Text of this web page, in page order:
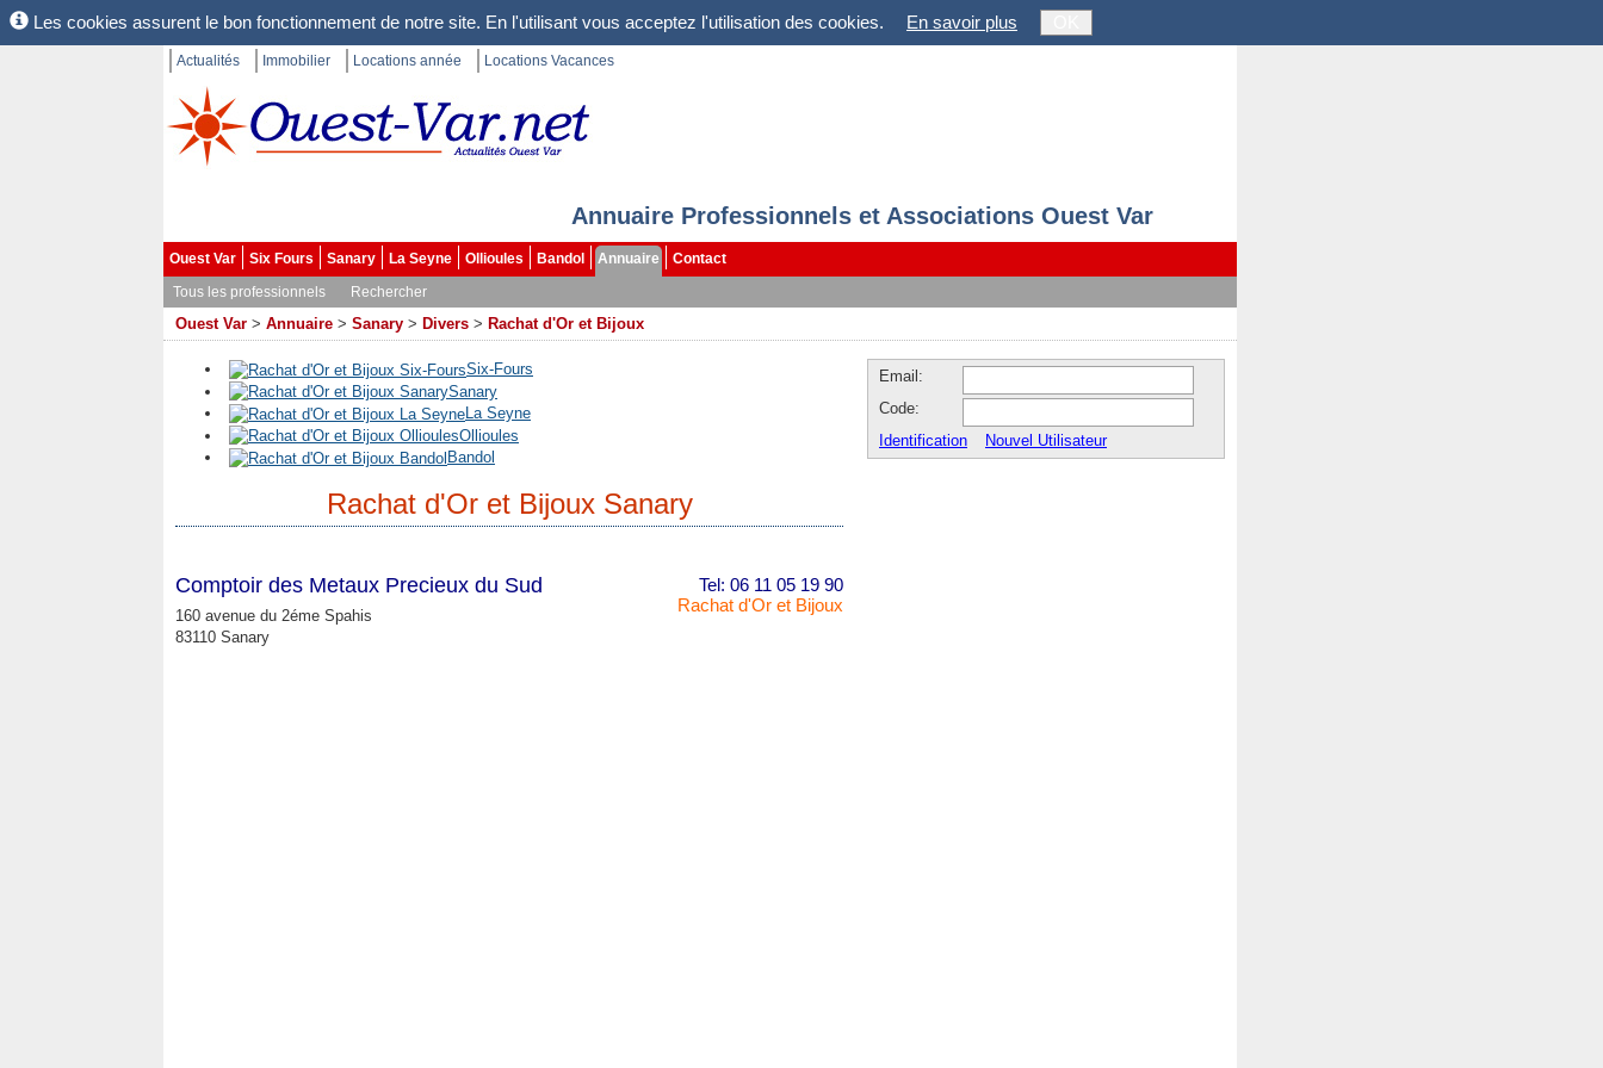
Les cookies assurent le bon fonctionnement de notre site. En l'utilisant vous acceptez l'utilisation des cookies. En savoir plus
Actualités Immobilier Locations année Locations Vacances
Annuaire Professionnels et Associations Ouest Var
Ouest Var Six Fours Sanary La Seyne Ollioules Bandol Annuaire
Contact
Tous les professionnels
Rechercher
Ouest Var > Annuaire > Sanary > Divers > Rachat d'Or et Bijoux
Six-Fours
Sanary
La Seyne
Ollioules
Bandol
Rachat d'Or et Bijoux Sanary
Tel: 06 11 05 19 90
Rachat d'Or et Bijoux
Comptoir des Metaux Precieux du Sud
160 avenue du 2éme Spahis
83110 Sanary
Email:
Code:
Identification
Nouvel Utilisateur